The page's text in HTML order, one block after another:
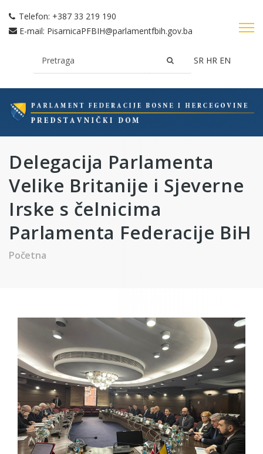
Telefon: +387 33 219 190
E-mail: PisarnicaPFBIH@parlamentfbih.gov.ba
SR HR EN
Delegacija Parlamenta
Velike Britanije i Sjeverne
Irske s čelnicima
Parlamenta Federacije BiH
Početna